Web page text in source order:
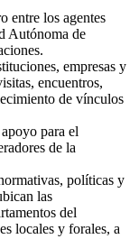
entre los agentes
Autónoma de
empresas y
encuentros,
de vínculos
para el
de la
políticas y
las
del
locales y forales, a